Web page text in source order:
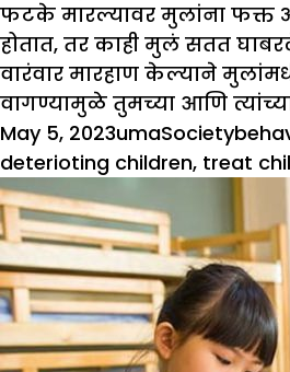
फटके मारल्यावर मुलांना फक्त
होतात, तर काही मुलं सतत
वारंवार मारहाण केल्याने
वागण्यामुळे तुमच्या आणि
Posted
on
May 5, 2023Author
umaCategories
SocietyTags
deterioting children, treat